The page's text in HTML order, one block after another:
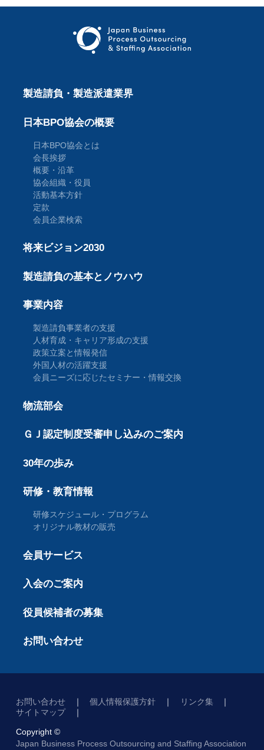
製造請負・製造派遣業界
日本BPO協会の概要
日本BPO協会とは
会長挨拶
概要・沿革
協会組織・役員
活動基本方針
定款
会員企業検索
将来ビジョン2030
製造請負の基本とノウハウ
事業内容
製造請負事業者の支援
人材育成・キャリア形成の支援
政策立案と情報発信
外国人材の活躍支援
会員ニーズに応じたセミナー・情報交換
物流部会
ＧＪ認定制度受審申し込みのご案内
30年の歩み
研修・教育情報
研修スケジュール・プログラム
オリジナル教材の販売
会員サービス
入会のご案内
役員候補者の募集
お問い合わせ
お問い合わせ 個人情報保護方針
リンク集
サイトマップ
Copyright ©
Japan Business Process Outsourcing and Staffing Association